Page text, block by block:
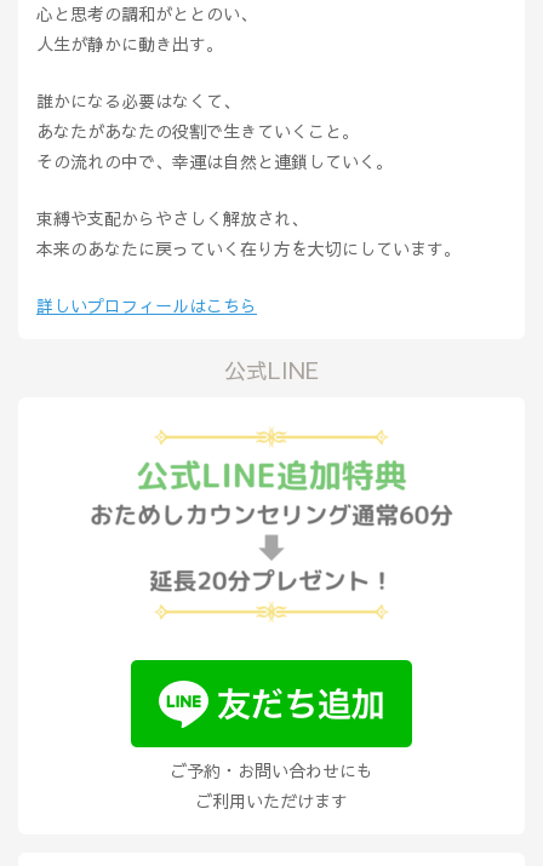
心と思考の調和がととのい、
人生が静かに動き出す。
誰かになる必要はなくて、
あなたがあなたの役割で生きていくこと。
その流れの中で、幸運は自然と連鎖していく。
束縛や支配からやさしく解放され、
本来のあなたに戻っていく在り方を大切にしています。
詳しいプロフィールはこちら
公式LINE
ご予約・お問い合わせにも
ご利用いただけます